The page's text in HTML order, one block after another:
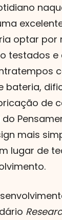
optar por
testados e
bateria,
de
mais
lugar de